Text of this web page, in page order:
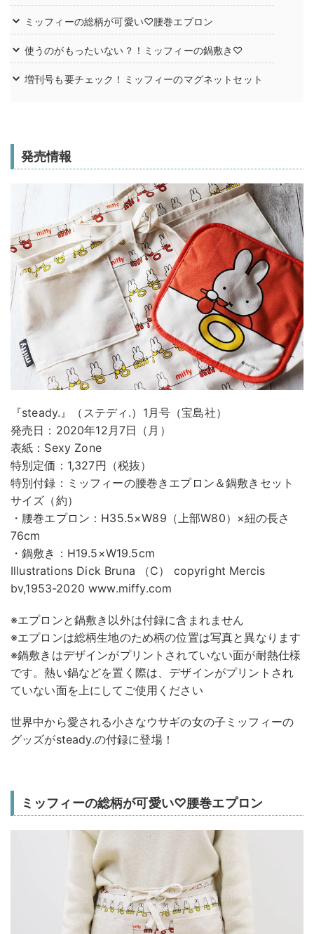
ミッフィーの総柄が可愛い♡腰巻エプロン
使うのがもったいない？！ミッフィーの鍋敷き♡
増刊号も要チェック！ミッフィーのマグネットセット
発売情報
『steady.』（ステディ.）1月号（宝島社）
発売日：2020年12月7日（月）
表紙：Sexy Zone
特別定価：1,327円（税抜）
特別付録：ミッフィーの腰巻きエプロン＆鍋敷きセット
サイズ（約）
・腰巻エプロン：H35.5×W89（上部W80）×紐の長さ
76cm
・鍋敷き：H19.5×W19.5cm
Illustrations Dick Bruna （C） copyright Mercis
bv,1953-2020 www.miffy.com
※エプロンと鍋敷き以外は付録に含まれません
※エプロンは総柄生地のため柄の位置は写真と異なります
※鍋敷きはデザインがプリントされていない面が耐熱仕様
です。熱い鍋などを置く際は、デザインがプリントされ
ていない面を上にしてご使用ください
世界中から愛される小さなウサギの女の子ミッフィーの
グッズがsteady.の付録に登場！
ミッフィーの総柄が可愛い♡腰巻エプロン